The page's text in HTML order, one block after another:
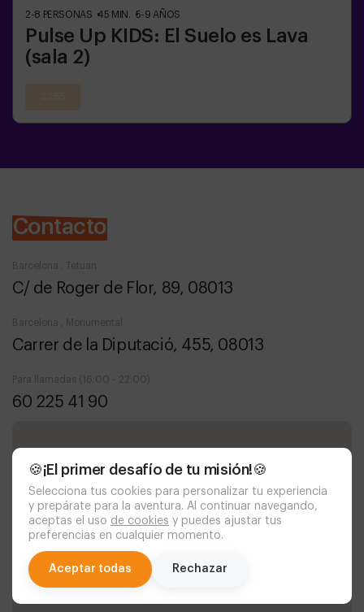
🍪¡El primer desafío de tu misión!🍪
Selecciona tus cookies para personalizar tu experiencia
y prepárate para la aventura. Al continuar navegando,
aceptas el uso de cookies y puedes ajustar tus
preferencias en cualquier momento.
Aceptar todas Rechazar
2-8 PERSONAS 45 MIN. 5-9 AÑOS
Pulse Up KIDS: El Suelo es Lava
(sala 2)
Contacto
Barcelona , Tetuan
C/ de Roger de Flor, 89, 08013
Barcelona , Monumental
Carrer de la Diputació, 455, 08013
Para llamadas (16:00 - 22:00)
60 225 41 90